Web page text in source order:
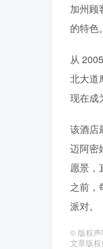
加州顾
的特色。
从
北大道
现在成
该酒店
迈阿密
愿景，
之前，
派对。
© 版权声
文章版权